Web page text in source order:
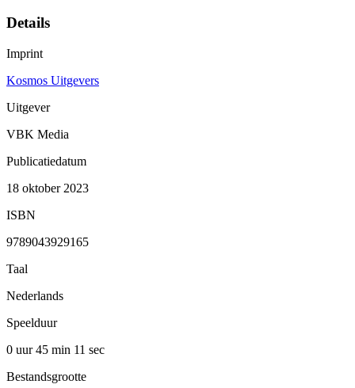
Details
Imprint
Kosmos Uitgevers
Uitgever
VBK Media
Publicatiedatum
18 oktober 2023
ISBN
9789043929165
Taal
Nederlands
Speelduur
0 uur 45 min 11 sec
Bestandsgrootte